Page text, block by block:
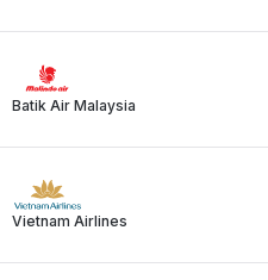
Batik Air Malaysia
Vietnam Airlines